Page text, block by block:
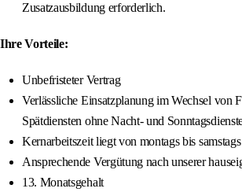
Zusatzausbildung erforderlich.
Ihre Vorteile:
Unbefristeter Vertrag
Verlässliche Einsatzplanung im Wechsel von
Spätdiensten ohne Nacht- und
Kernarbeitszeit liegt von montags bis samstags
Ansprechende Vergütung nach unserer
13. Monatsgehalt